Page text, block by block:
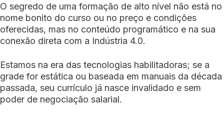
O segredo de uma formação de alto nível não está no
nome bonito do curso ou no preço e condições
oferecidas, mas no conteúdo programático e na sua
conexão direta com a Indústria 4.0.
Estamos na era das tecnologias habilitadoras; se a
grade for estática ou baseada em manuais da década
passada, seu currículo já nasce invalidado e sem
poder de negociação salarial.